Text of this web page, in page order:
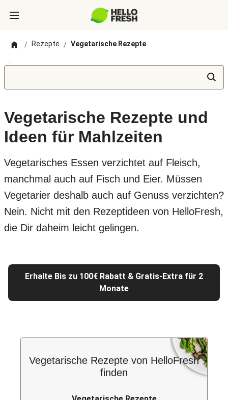
/ Rezepte / Vegetarische Rezepte
Vegetarische Rezepte und
Ideen für Mahlzeiten
Vegetarisches Essen verzichtet auf Fleisch,
manchmal auch auf Fisch und Eier. Müssen
Vegetarier deshalb auch auf Genuss verzichten?
Nein. Nicht mit den Rezeptideen von HelloFresh,
die Dir daheim leicht gelingen.
Erhalte Bis zu 100€ Rabatt & Gratis-Extra für 2
Monate
Vegetarische Rezepte von HelloFresh
finden